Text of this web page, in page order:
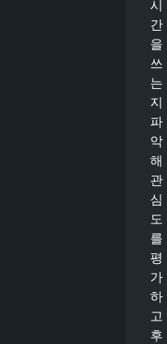
시
간
을
쓰
는
지
파
악
해
관
심
도
를
평
가
하
고
후